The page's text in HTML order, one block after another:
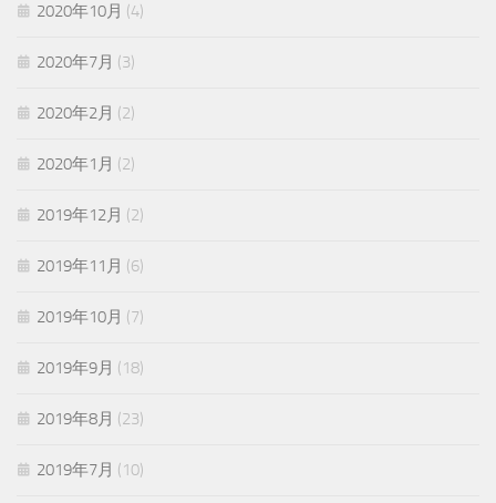
2020年10月 (4)
2020年7月 (3)
2020年2月 (2)
2020年1月 (2)
2019年12月 (2)
2019年11月 (6)
2019年10月 (7)
2019年9月 (18)
2019年8月 (23)
2019年7月 (10)